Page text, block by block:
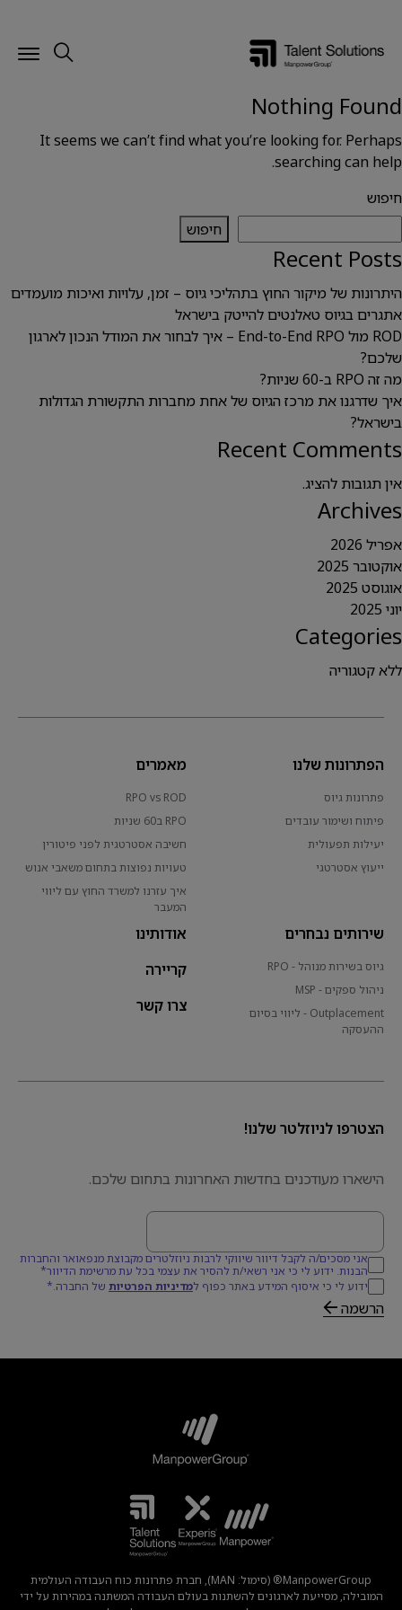
Nothing Found
It seems we can’t find what you’re looking for. Perhaps
searching can help.
חיפוש
חיפוש
Recent Posts
היתרונות של מיקור החוץ בתהליכי גיוס – זמן, עלויות ואיכות מועמדים
אתגרים בגיוס טאלנטים להייטק בישראל
ROD מול End-to-End RPO – איך לבחור את המודל הנכון לארגון
שלכם?
מה זה RPO ב-60 שניות?
איך שדרגנו את מרכז הגיוס של אחת מחברות התקשורת הגדולות
בישראל?
Recent Comments
אין תגובות להציג.
Archives
אפריל 2026
אוקטובר 2025
אוגוסט 2025
יוני 2025
Categories
ללא קטגוריה
הפתרונות שלנו
פתרונות גיוס
פיתוח ושימור עובדים
יעילות תפעולית
ייעוץ אסטרטגי
מאמרים
RPO vs ROD
RPO ב60 שניות
חשיבה אסטרטגית לפני פיטורין
טעויות נפוצות בתחום משאבי אנוש
איך עזרנו למשרד החוץ עם ליווי
המעבר
שירותים נבחרים
גיוס בשירות מנוהל - RPO
ניהול ספקים - MSP
Outplacement - ליווי בסיום
ההעסקה
אודותינו
קריירה
צרו קשר
הצטרפו לניוזלטר שלנו!
הישארו מעודכנים בחדשות האחרונות בתחום שלכם.
דוא׳׳ל
אני מסכים/ה לקבל דיוור שיווקי לרבות ניוזלטרים מקבוצת מנפאואר והחברות
הבנות. ידוע לי כי אני רשאי/ת להסיר את עצמי בכל עת מרשימת הדיוור*
ידוע לי כי איסוף המידע באתר כפוף למדיניות הפרטיות של החברה.*
הרשמה
ManpowerGroup® (סימול: MAN), חברת פתרונות כוח העבודה העולמית
המובילה, מסייעת לארגונים להשתנות בעולם העבודה המשתנה במהירות על ידי